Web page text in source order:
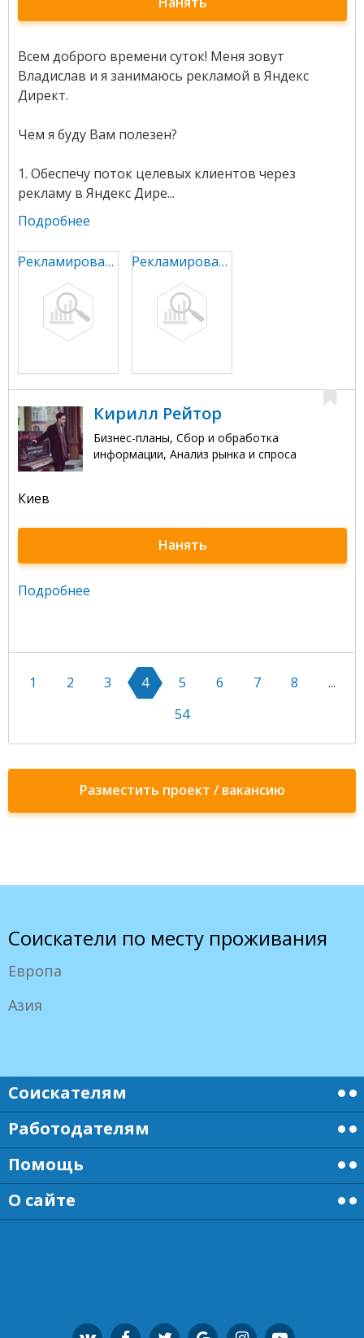
Всем доброго времени суток! Меня зовут
Владислав и я занимаюсь рекламой в Яндекс
Директ.
Чем я буду Вам полезен?
1. Обеспечу поток целевых клиентов через
рекламу в Яндекс Дире...
Подробнее
Рекламирование сервиса по раскрутке соцсетей 2 Рекламирование сервиса по раскрутке соцсетей
Кирилл Рейтор
Бизнес-планы, Сбор и обработка
информации, Анализ рынка и спроса
Киев
Нанять
Подробнее
1 2 3 4 5 6 7 8
...
54
Разместить проект / вакансию
Соискатели по месту проживания
Европа
Азия
Соискателям
Работодателям
Помощь
О сайте